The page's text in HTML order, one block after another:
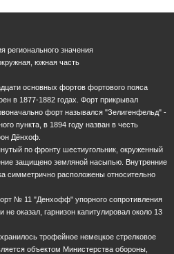
регионального значения
южная часть
основных фортов фортового пояса
в 1877-1882 годах. Форт прикрывал
форт назывался "Зелигенфельд" -
пункта, в 1894 году назван в честь
Дёнхоф.
по фронту шестиугольник, окруженный
защищено земляной насыпью. Внутренние
симметрично расположены относительно
№ 11 "Денхофф" упорного сопротивления
оказал, гарнизон капитулировал около 13
трофейное немецкое стрелковое
объектом Министерства обороны,